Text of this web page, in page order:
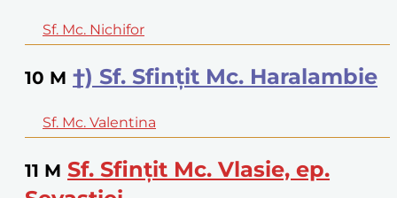
Sf. Mc. Nichifor
10 M †) Sf. Sfințit Mc. Haralambie
Sf. Mc. Valentina
11 M Sf. Sfințit Mc. Vlasie, ep.